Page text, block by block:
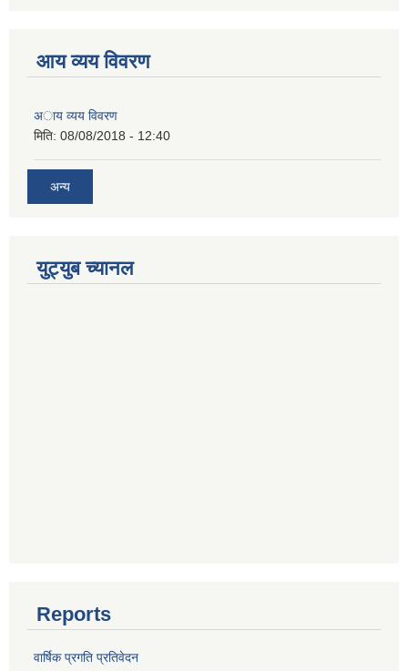
आय व्यय विवरण
अाय व्यय विवरण
मिति: 08/08/2018 - 12:40
अन्य
युट्युब च्यानल
Reports
वार्षिक प्रगति प्रतिवेदन